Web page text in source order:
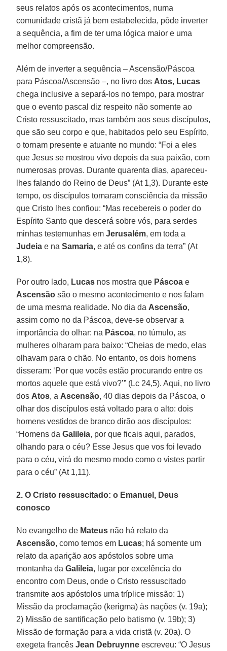
seus relatos após os acontecimentos, numa
comunidade cristã já bem estabelecida, pôde inverter
a sequência, a fim de ter uma lógica maior e uma
melhor compreensão.
Além de inverter a sequência – Ascensão/Páscoa
para Páscoa/Ascensão –, no livro dos Atos, Lucas
chega inclusive a separá-los no tempo, para mostrar
que o evento pascal diz respeito não somente ao
Cristo ressuscitado, mas também aos seus discípulos,
que são seu corpo e que, habitados pelo seu Espírito,
o tornam presente e atuante no mundo: “Foi a eles
que Jesus se mostrou vivo depois da sua paixão, com
numerosas provas. Durante quarenta dias, apareceu-
lhes falando do Reino de Deus” (At 1,3). Durante este
tempo, os discípulos tomaram consciência da missão
que Cristo lhes confiou: “Mas recebereis o poder do
Espírito Santo que descerá sobre vós, para serdes
minhas testemunhas emJerusalém, em toda a
Judeia e naSamaria, e até os confins da terra” (At
1,8).
Por outro lado, Lucas nos mostra que Páscoa e
Ascensão são o mesmo acontecimento e nos falam
de uma mesma realidade. No dia da Ascensão,
assim como no da Páscoa, deve-se observar a
importância do olhar: na Páscoa, no túmulo, as
mulheres olharam para baixo: “Cheias de medo, elas
olhavam para o chão. No entanto, os dois homens
disseram: ‘Por que vocês estão procurando entre os
mortos aquele que está vivo?’” (Lc 24,5). Aqui, no livro
dos Atos, a Ascensão, 40 dias depois da Páscoa, o
olhar dos discípulos está voltado para o alto: dois
homens vestidos de branco dirão aos discípulos:
“Homens daGalileia, por que ficais aqui, parados,
olhando para o céu? Esse Jesus que vos foi levado
para o céu, virá do mesmo modo como o vistes partir
para o céu” (At 1,11).
2. O Cristo ressuscitado: o Emanuel, Deus
conosco
No evangelho de Mateus não há relato da
Ascensão, como temos em Lucas; há somente um
relato da aparição aos apóstolos sobre uma
montanha daGalileia, lugar por excelência do
encontro com Deus, onde o Cristo ressuscitado
transmite aos apóstolos uma tríplice missão: 1)
Missão da proclamação (kerigma) às nações (v. 19a);
2) Missão de santificação pelo batismo (v. 19b); 3)
Missão de formação para a vida cristã (v. 20a). O
exegeta francêsJean Debruynne escreveu: “O Jesus